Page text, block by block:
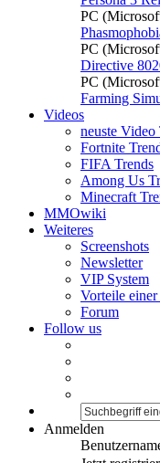
PC
PC
Directive
PC
Farming
Videos
neuste Video
Fortnite
FIFA Trends
Among Us
Minecraft
MMOwiki
Weiteres
Screenshots
Newsletter
VIP System
Vorteile
Forum
Follow us
Anmelden